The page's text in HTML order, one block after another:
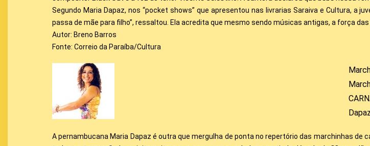
Segundo Maria Dapaz, nos “pocket shows” que apresentou nas livrarias Saraiva e Cultura, a
passa de mãe para filho”, ressaltou. Ela acredita que mesmo sendo músicas antigas, a força
Autor: Breno Barros
Fonte: Correio da Paraíba/Cultura
Dapaz
A pernambucana Maria Dapaz é outra que mergulha de ponta no repertório das marchinhas de